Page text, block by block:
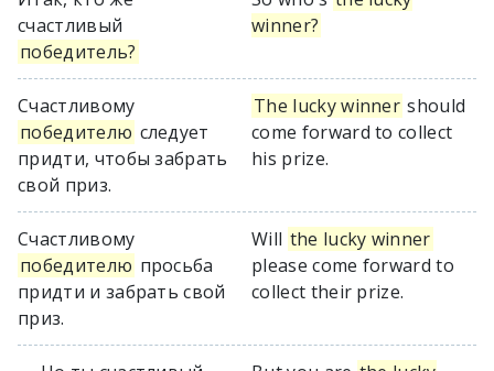
счастливый
победитель?
winner?
Счастливому
победителю следует
придти, чтобы забрать
свой приз.
The lucky winner should
come forward to collect
his prize.
Счастливому
победителю просьба
придти и забрать свой
приз.
Will the lucky winner
please come forward to
collect their prize.